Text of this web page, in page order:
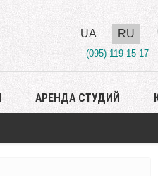
UA RU
(095) 119-15-17
АРЕНДА СТУДИЙ